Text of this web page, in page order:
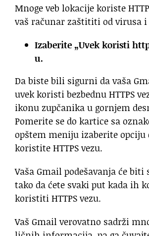
Mnoge veb lokacije koriste
vaš računar zaštititi od virusa i
Izaberite „Uvek koristi
u.
Da biste bili sigurni da vaša
uvek koristi bezbednu HTTPS
ikonu zupčanika u gornjem
Pomerite se do kartice sa
opštem meniju izaberite opciju
koristite HTTPS vezu.
Vaša Gmail podešavanja će biti
tako da ćete svaki put kada ih
koristiti HTTPS vezu.
Vaš Gmail verovatno sadrži